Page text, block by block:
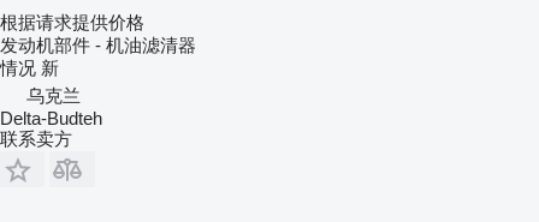
根据请求提供价格
发动机部件 - 机油滤清器
情况 新
乌克兰
Delta-Budteh
联系卖方